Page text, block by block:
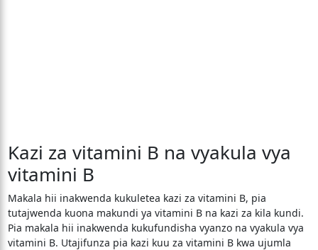
Kazi za vitamini B na vyakula vya
vitamini B
Makala hii inakwenda kukuletea kazi za vitamini B, pia
tutajwenda kuona makundi ya vitamini B na kazi za kila kundi.
Pia makala hii inakwenda kukufundisha vyanzo na vyakula vya
vitamini B. Utajifunza pia kazi kuu za vitamini B kwa ujumla